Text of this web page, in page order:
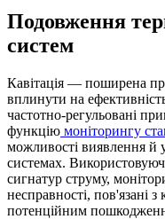
Подовження
систем
Кавітація — поширена
вплинути на
частотно-регульовані
функцію моніторингу
можливості виявлення й
системах.
сигнатур струму,
несправності, пов'язані з
потенційним